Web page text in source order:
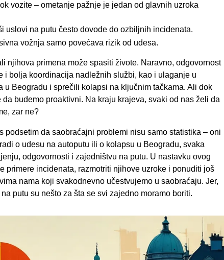
vozite – ometanje pažnje je jedan od glavnih uzroka
uslovi na putu često dovode do ozbiljnih incidenata.
vožnja samo povećava rizik od udesa.
njihova primena može spasiti živote. Naravno, odgovornost
i bolja koordinacija nadležnih službi, kao i ulaganje u
u Beogradu i sprečili kolapsi na ključnim tačkama. Ali dok
budemo proaktivni. Na kraju krajeva, svaki od nas želi da
zar ne?
podsetim da saobraćajni problemi nisu samo statistika – oni
o udesu na autoputu ili o kolapsu u Beogradu, svaka
odgovornosti i zajedništvu na putu. U nastavku ovog
primere incidenata, razmotriti njihove uzroke i ponuditi još
nama koji svakodnevno učestvujemo u saobraćaju. Jer,
putu su nešto za šta se svi zajedno moramo boriti.